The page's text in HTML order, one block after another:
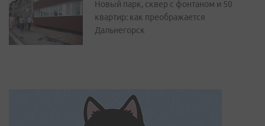
Новый парк, сквер с фонтаном и 50
квартир: как преображается
Дальнегорск